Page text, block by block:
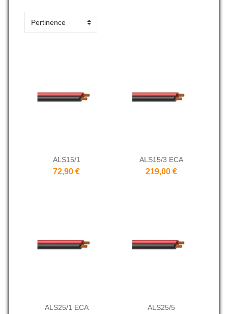
ALS15/1
72,90 €
ALS15/3 ECA
219,00 €
ALS25/1 ECA ALS25/5